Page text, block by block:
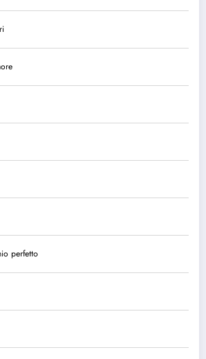
perfetto